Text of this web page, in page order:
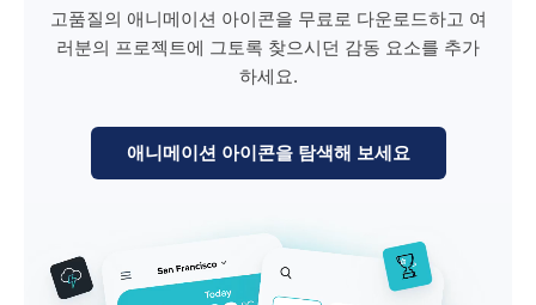
고품질의 애니메이션 아이콘을 무료로 다운로드하고 여
러분의 프로젝트에 그토록 찾으시던 감동 요소를 추가
하세요.
애니메이션 아이콘을 탐색해 보세요